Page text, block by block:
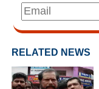
RELATED NEWS